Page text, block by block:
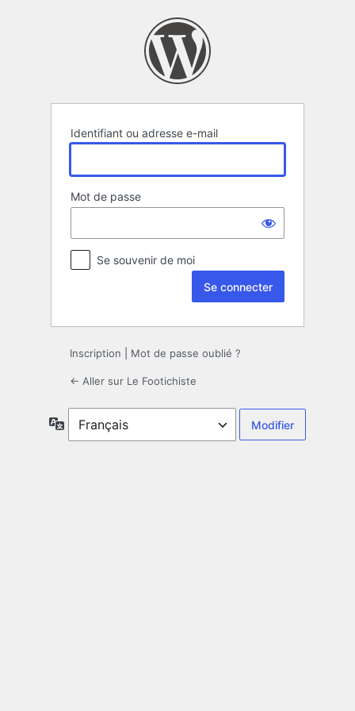
Identifiant ou adresse e-mail
Mot de passe
Se souvenir de moi
Inscription Mot de passe oublié ?
← Aller sur Le Footichiste
Langue